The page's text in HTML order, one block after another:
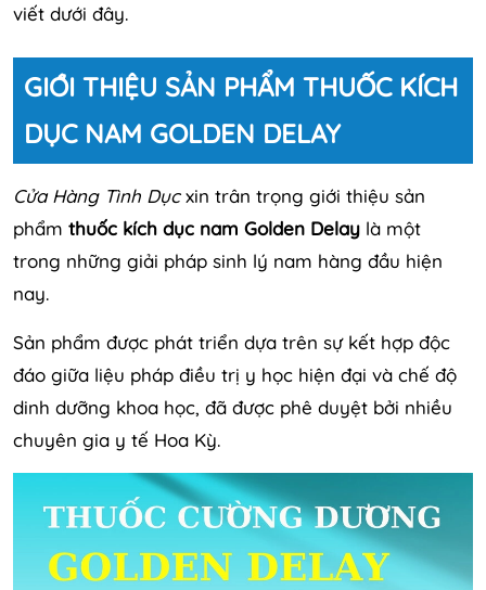
viết dưới đây.
GIỚI THIỆU SẢN PHẨM THUỐC KÍCH
DỤC NAM GOLDEN DELAY
Cửa Hàng Tình Dụcxin trân trọng giới thiệu sản
phẩm thuốc kích dục nam Golden Delay là một
trong những giải pháp sinh lý nam hàng đầu hiện
nay.
Sản phẩm được phát triển dựa trên sự kết hợp độc
đáo giữa liệu pháp điều trị y học hiện đại và chế độ
dinh dưỡng khoa học, đã được phê duyệt bởi nhiều
chuyên gia y tế Hoa Kỳ.